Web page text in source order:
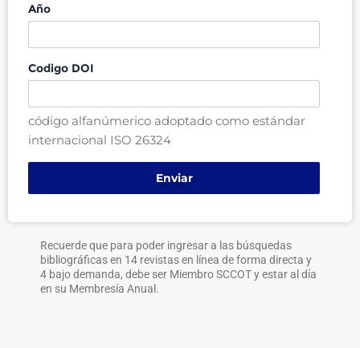
Año
Codigo DOI
código alfanúmerico adoptado como estándar
internacional ISO 26324
Recuerde que para poder ingresar a las búsquedas
bibliográficas en 14 revistas en línea de forma directa y
4 bajo demanda, debe ser Miembro SCCOT y estar al día
en su Membresía Anual.